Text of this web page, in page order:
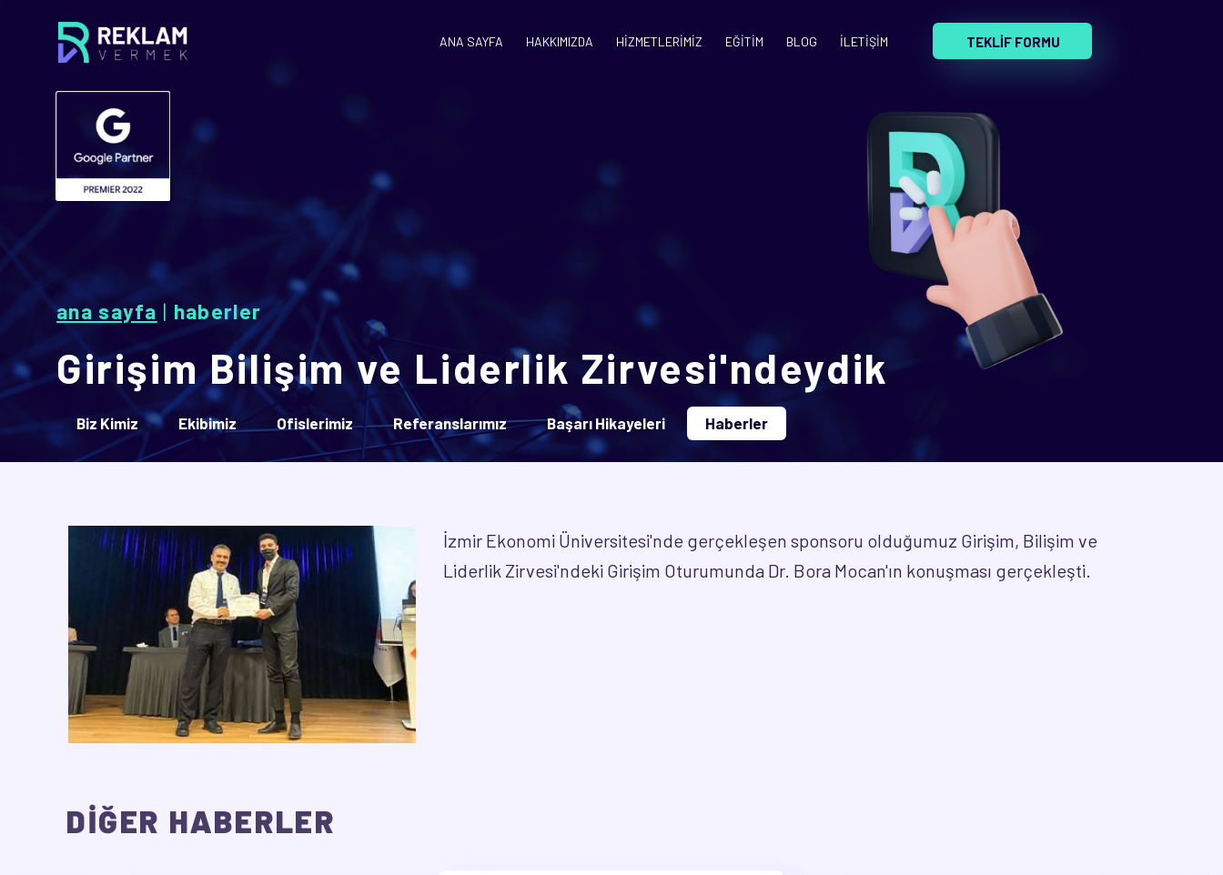
ANA SAYFA HAKKIMIZDA HİZMETLERİMİZ EĞİTİM BLOG İLETİŞİM TEKLİF FORMU
ana sayfa | haberler
Girişim Bilişim ve Liderlik Zirvesi'ndeydik
Biz Kimiz Ekibimiz Ofislerimiz Referanslarımız Başarı Hikayeleri Haberler
İzmir Ekonomi Üniversitesi'nde gerçekleşen sponsoru olduğumuz Girişim, Bilişim ve
Liderlik Zirvesi'ndeki Girişim Oturumunda Dr. Bora Mocan'ın konuşması gerçekleşti.
DİĞER HABERLER